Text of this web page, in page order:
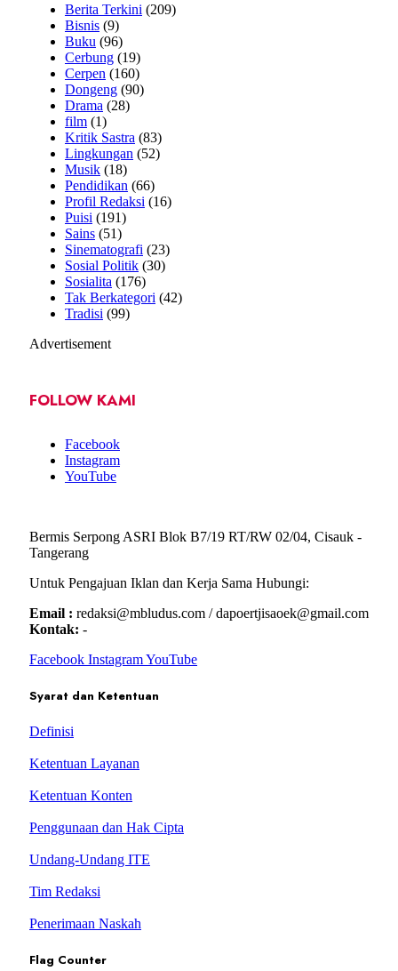
Berita Terkini (209)
Bisnis (9)
Buku (96)
Cerbung (19)
Cerpen (160)
Dongeng (90)
Drama (28)
film (1)
Kritik Sastra (83)
Lingkungan (52)
Musik (18)
Pendidikan (66)
Profil Redaksi (16)
Puisi (191)
Sains (51)
Sinematografi (23)
Sosial Politik (30)
Sosialita (176)
Tak Berkategori (42)
Tradisi (99)
Advertisement
FOLLOW KAMI
Facebook
Instagram
YouTube
Bermis Serpong ASRI Blok B7/19 RT/RW 02/04, Cisauk -
Tangerang
Untuk Pengajuan Iklan dan Kerja Sama Hubungi:
Email : redaksi@mbludus.com / dapoertjisaoek@gmail.com
Kontak: -
Facebook InstagramYouTube
Syarat dan Ketentuan
Definisi
Ketentuan Layanan
Ketentuan Konten
Penggunaan dan Hak Cipta
Undang-Undang ITE
Tim Redaksi
Penerimaan Naskah
Flag Counter